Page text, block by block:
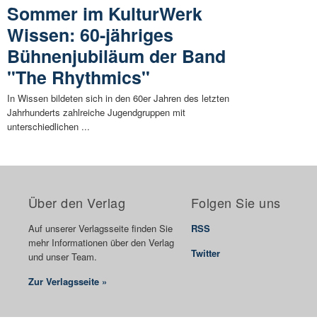
Sommer im KulturWerk
Wissen: 60-jähriges
Bühnenjubiläum der Band
"The Rhythmics"
In Wissen bildeten sich in den 60er Jahren des letzten
Jahrhunderts zahlreiche Jugendgruppen mit
unterschiedlichen ...
Über den Verlag
Auf unserer Verlagsseite finden Sie
mehr Informationen über den Verlag
und unser Team.
Zur Verlagsseite »
Folgen Sie uns
RSS
Twitter